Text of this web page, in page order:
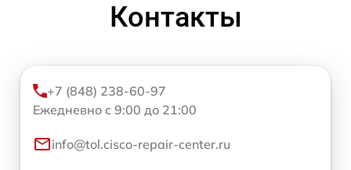
Контакты
+7 (848) 238-60-97
Ежедневно с 9:00 до 21:00
info@tol.cisco-repair-center.ru